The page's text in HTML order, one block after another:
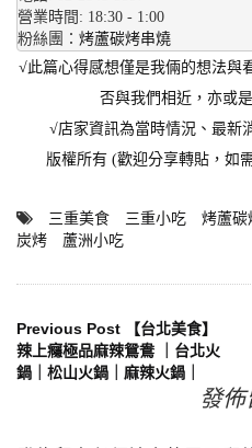
營業時間: 18:30 - 1:00
粉絲團： 烤蘆碳烤串燒
√此篇心得感想僅是我倆的想法與
否與我們相近，亦或
√店家資訊為當時情況、最新
版權所有 (歡迎分享轉貼，如
三重美食 三重小吃 烤蘆碳
炭烤
蘆洲小吃
文
章
Previous Post 【台北美食】
辣上癮極品麻辣鴛鴦 ｜台北火
鍋｜松山火鍋｜麻辣火鍋｜
發